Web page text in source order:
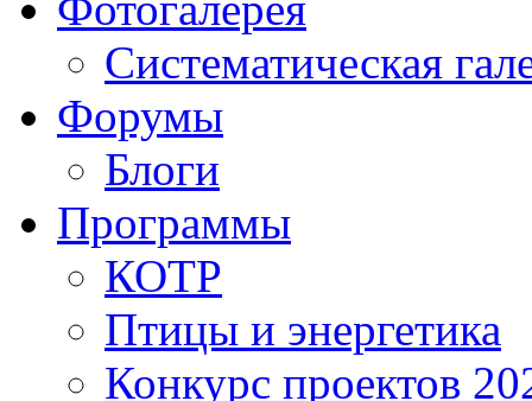
Систематическая
Форумы
Блоги
Программы
КОТР
Птицы и энергетика
Конкурс проектов